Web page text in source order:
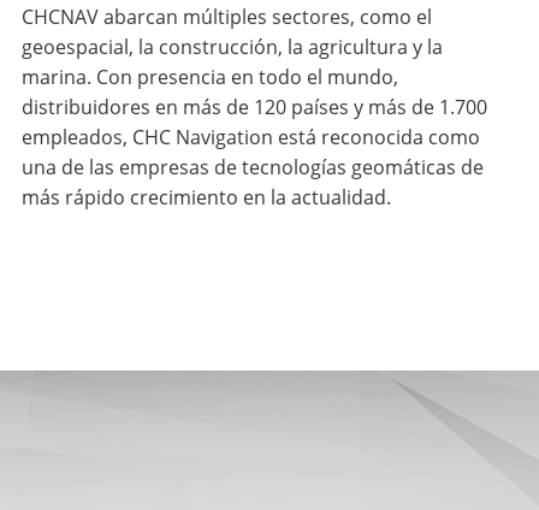
CHCNAV abarcan múltiples sectores, como el
geoespacial, la construcción, la agricultura y la
marina. Con presencia en todo el mundo,
distribuidores en más de 120 países y más de 1.700
empleados, CHC Navigation está reconocida como
una de las empresas de tecnologías geomáticas de
más rápido crecimiento en la actualidad.